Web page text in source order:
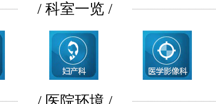
/ 科室一览 /